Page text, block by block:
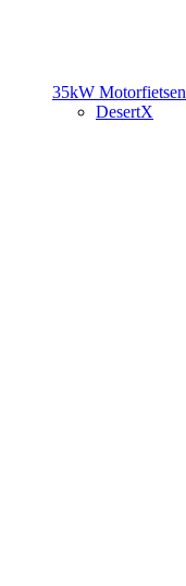
35kW Motorfietsen
DesertX